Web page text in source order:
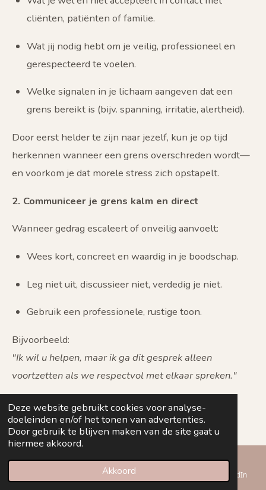
Deze website gebruikt cookies voor analyse-
doeleinden en/of het tonen van advertenties.
Door gebruik te blijven maken van de site gaat u
hiermee akkoord.
Akkoord
cliënten, patiënten of familie.
Wat jij nodig hebt om je veilig, professioneel en
gerespecteerd te voelen.
Welke signalen in je lichaam aangeven dat een
grens bereikt is (bijv. spanning, irritatie, alertheid).
Door eerst helder te zijn naar jezelf, kun je op tijd
herkennen wanneer een grens overschreden wordt—
en voorkom je dat morele stress zich opstapelt.
2. Communiceer je grens kalm en direct
Wanneer gedrag escaleert of onveilig aanvoelt:
Wees kort, concreet en waardig in je boodschap.
Leg niet uit, discussieer niet, verdedig je niet.
Gebruik een professionele, rustige toon.
Bijvoorbeeld:
"Ik wil u helpen, maar ik ga dit gesprek alleen
voortzetten als we respectvol met elkaar spreken."
Korte, heldere zinnen helpen om de situatie te de-
escaleren en jezelf te beschermen.
3. Handhaaf je grens met actie
Grenzen zonder opvolging zijn geen grenzen maar
Telefoonnummer LinkedIn